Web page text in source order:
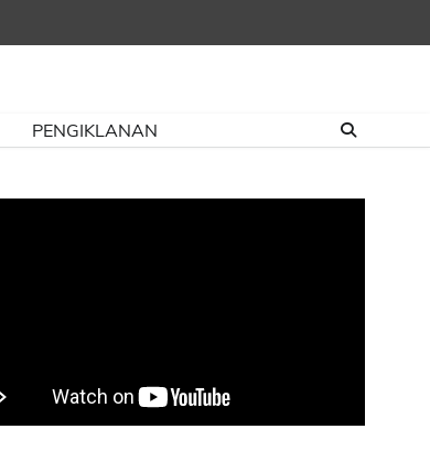
PENGIKLANAN